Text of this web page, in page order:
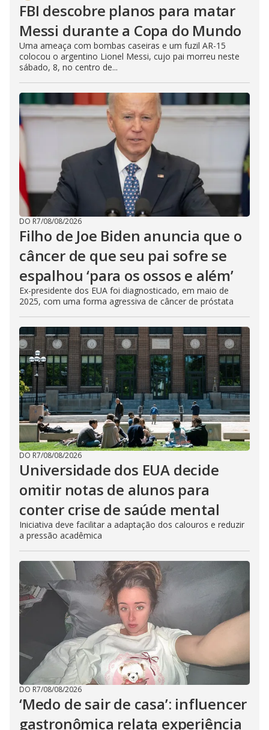
FBI descobre planos para matar
Messi durante a Copa do Mundo
Uma ameaça com bombas caseiras e um fuzil AR-15
colocou o argentino Lionel Messi, cujo pai morreu neste
sábado, 8, no centro de...
DO R7/08/08/2026
Filho de Joe Biden anuncia que o
câncer de que seu pai sofre se
espalhou ‘para os ossos e além’
Ex-presidente dos EUA foi diagnosticado, em maio de
2025, com uma forma agressiva de câncer de próstata
DO R7/08/08/2026
Universidade dos EUA decide
omitir notas de alunos para
conter crise de saúde mental
Iniciativa deve facilitar a adaptação dos calouros e reduzir
a pressão acadêmica
DO R7/08/08/2026
‘Medo de sair de casa’: influencer
gastronômica relata experiência